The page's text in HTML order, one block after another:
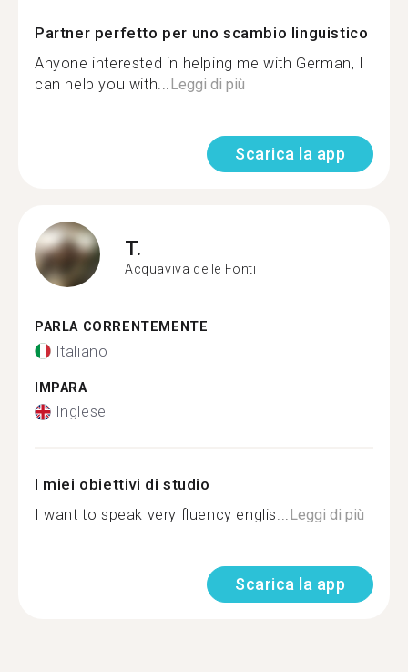
Partner perfetto per uno scambio linguistico
Anyone interested in helping me with German, I
can help you with...Leggi di più
Scarica la app
T.
Acquaviva delle Fonti
PARLA CORRENTEMENTE
Italiano
IMPARA
Inglese
I miei obiettivi di studio
I want to speak very fluency englis...Leggi di più
Scarica la app